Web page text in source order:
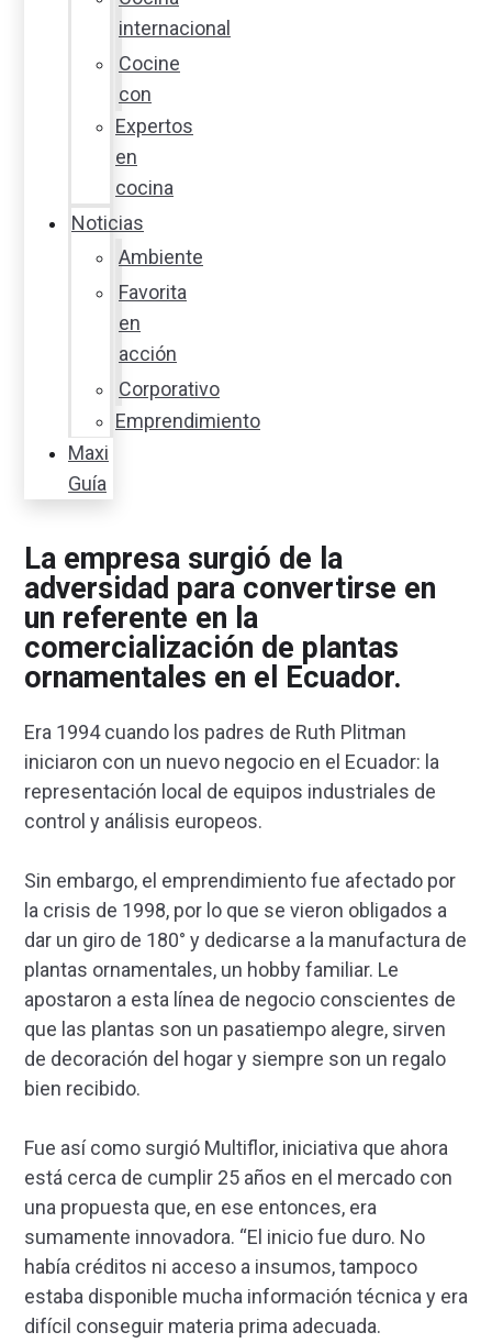
internacional
Cocine
con
Expertos
en
cocina
Noticias
Ambiente
Favorita
en
acción
Corporativo
Emprendimiento
Maxi
Guía
La empresa surgió de la
adversidad para convertirse en
un referente en la
comercialización de plantas
ornamentales en el Ecuador.
Era 1994 cuando los padres de Ruth Plitman
iniciaron con un nuevo negocio en el Ecuador: la
representación local de equipos industriales de
control y análisis europeos.
Sin embargo, el emprendimiento fue afectado por
la crisis de 1998, por lo que se vieron obligados a
dar un giro de 180° y dedicarse a la manufactura de
plantas ornamentales, un hobby familiar. Le
apostaron a esta línea de negocio conscientes de
que las plantas son un pasatiempo alegre, sirven
de decoración del hogar y siempre son un regalo
bien recibido.
Fue así como surgió Multiflor, iniciativa que ahora
está cerca de cumplir 25 años en el mercado con
una propuesta que, en ese entonces, era
sumamente innovadora. “El inicio fue duro. No
había créditos ni acceso a insumos, tampoco
estaba disponible mucha información técnica y era
difícil conseguir materia prima adecuada.